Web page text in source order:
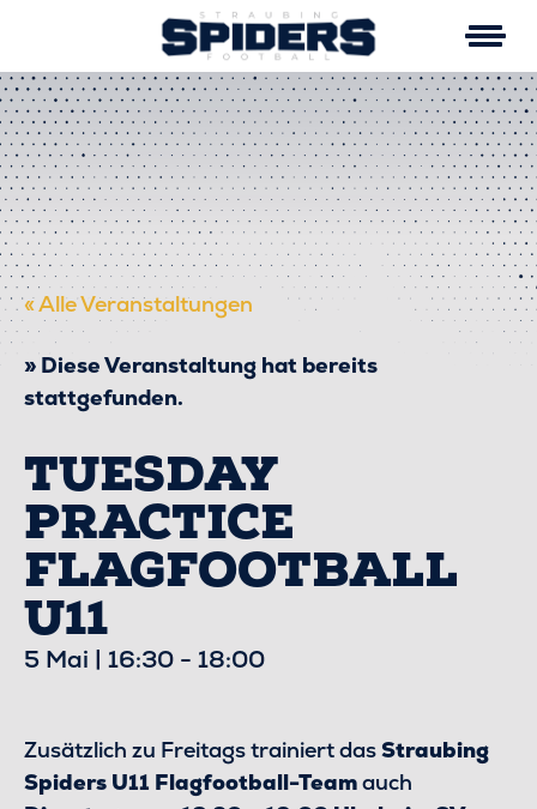
content
« Alle Veranstaltungen
Diese Veranstaltung hat bereits
stattgefunden.
TUESDAY
PRACTICE
FLAGFOOTBALL
U11
5 Mai | 16:30 - 18:00
Zusätzlich zu Freitags trainiert dasStraubing
Spiders U11 Flagfootball-Teamauch